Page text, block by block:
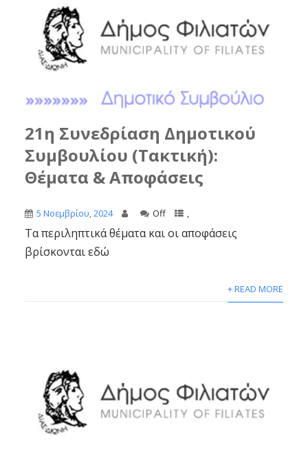
21η Συνεδρίαση Δημοτικού
Συμβουλίου (Τακτική):
Θέματα & Αποφάσεις
5 Νοεμβρίου, 2024 Off ,
Τα περιληπτικά θέματα και οι αποφάσεις
βρίσκονται εδώ
+ READ MORE